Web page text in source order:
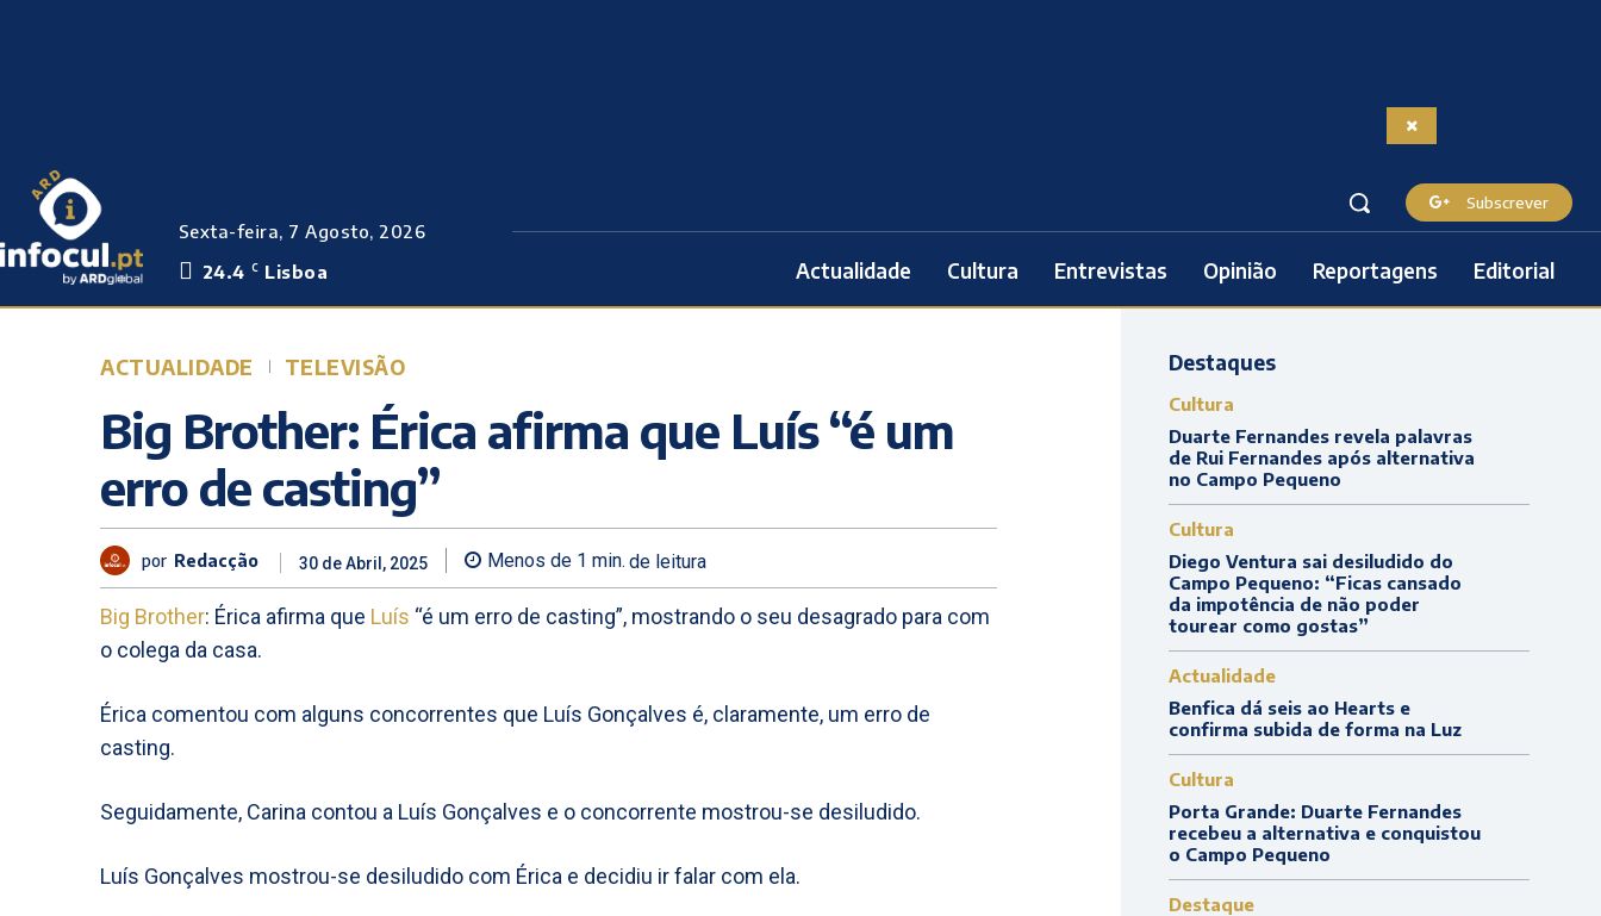
Sexta-feira, 7 Agosto, 2026
24.4 C Lisboa
Subscrever
Actualidade Cultura Entrevistas Opinião Reportagens Editorial
ACTUALIDADE TELEVISÃO
Big Brother: Érica afirma que Luís “é um
erro de casting”
por Redacção 30 de Abril, 2025 Menos de 1 min. de leitura
Big Brother: Érica afirma que Luís “é um erro de casting”, mostrando o seu desagrado para com
o colega da casa.
Érica comentou com alguns concorrentes que Luís Gonçalves é, claramente, um erro de
casting.
Seguidamente, Carina contou a Luís Gonçalves e o concorrente mostrou-se desiludido.
Luís Gonçalves mostrou-se desiludido com Érica e decidiu ir falar com ela.
Destaques
Cultura
Duarte Fernandes revela palavras
de Rui Fernandes após alternativa
no Campo Pequeno
Cultura
Diego Ventura sai desiludido do
Campo Pequeno: “Ficas cansado
da impotência de não poder
tourear como gostas”
Actualidade
Benfica dá seis ao Hearts e
confirma subida de forma na Luz
Cultura
Porta Grande: Duarte Fernandes
recebeu a alternativa e conquistou
o Campo Pequeno
Destaque